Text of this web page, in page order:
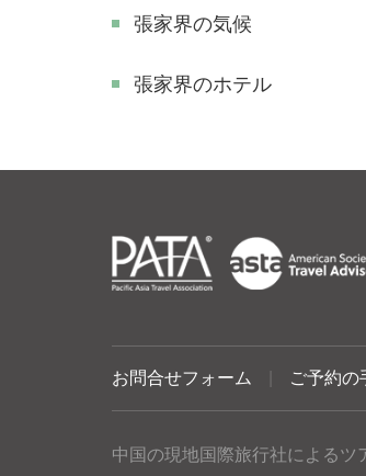
張家界の気候
張家界のホテル
お問合せフォーム ご予約の
中国の現地国際旅行社によるツ